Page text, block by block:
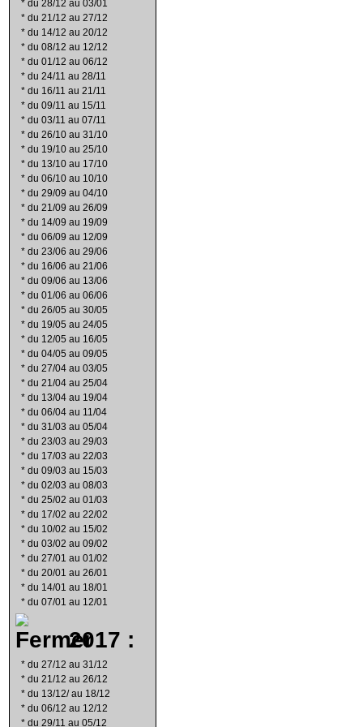
* du 28/12 au 03/01
* du 21/12 au 27/12
* du 14/12 au 20/12
* du 08/12 au 12/12
* du 01/12 au 06/12
* du 24/11 au 28/11
* du 16/11 au 21/11
* du 09/11 au 15/11
* du 03/11 au 07/11
* du 26/10 au 31/10
* du 19/10 au 25/10
* du 13/10 au 17/10
* du 06/10 au 10/10
* du 29/09 au 04/10
* du 21/09 au 26/09
* du 14/09 au 19/09
* du 06/09 au 12/09
* du 23/06 au 29/06
* du 16/06 au 21/06
* du 09/06 au 13/06
* du 01/06 au 06/06
* du 26/05 au 30/05
* du 19/05 au 24/05
* du 12/05 au 16/05
* du 04/05 au 09/05
* du 27/04 au 03/05
* du 21/04 au 25/04
* du 13/04 au 19/04
* du 06/04 au 11/04
* du 31/03 au 05/04
* du 23/03 au 29/03
* du 17/03 au 22/03
* du 09/03 au 15/03
* du 02/03 au 08/03
* du 25/02 au 01/03
* du 17/02 au 22/02
* du 10/02 au 15/02
* du 03/02 au 09/02
* du 27/01 au 01/02
* du 20/01 au 26/01
* du 14/01 au 18/01
* du 07/01 au 12/01
2017 :
* du 27/12 au 31/12
* du 21/12 au 26/12
* du 13/12/ au 18/12
* du 06/12 au 12/12
* du 29/11 au 05/12